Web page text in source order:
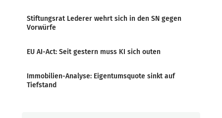
Stiftungsrat Lederer wehrt sich in den SN gegen
Vorwürfe
EU AI-Act: Seit gestern muss KI sich outen
Immobilien-Analyse: Eigentumsquote sinkt auf
Tiefstand